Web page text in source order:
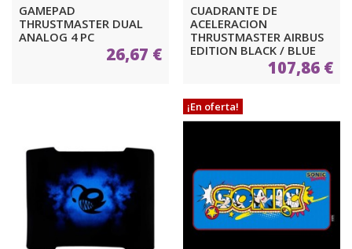
GAMEPAD
THRUSTMASTER DUAL
ANALOG 4 PC
26,67 €
CUADRANTE DE
ACELERACION
THRUSTMASTER AIRBUS
EDITION BLACK / BLUE
107,86 €
¡En oferta!